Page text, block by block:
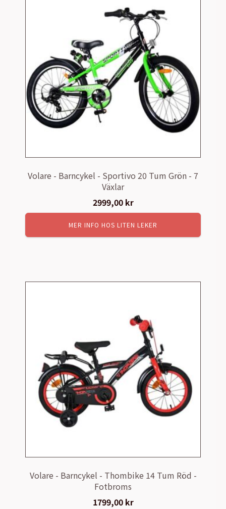
Volare - Barncykel - Sportivo 20 Tum Grön - 7
Växlar
2999,00 kr
MER INFO HOS LITEN LEKER
Volare - Barncykel - Thombike 14 Tum Röd -
Fotbroms
1799,00 kr